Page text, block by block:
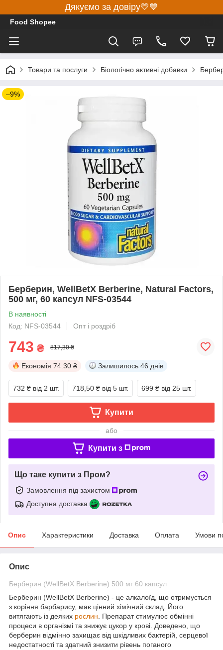
Дякуємо за довіру💛💙
Food Shopee
Товари та послуги Біологічно активні добавки
–9%
Берберин, WellBetX Berberine, Natural Factors,
500 мг, 60 капсул NFS-03544
В наявності
Код: NFS-03544
Опт і роздріб
743 ₴ 817,30 ₴
Економія 74.30 ₴ Залишилось 46 днів
732 ₴ від 2 шт. 718,50 ₴ від 5 шт. 699 ₴ від 25 шт.
Купити
або
Купити з
Що таке купити з Пром?
Замовлення під захистом
Доступна доставка
Опис Характеристики Доставка Оплата Умови
Опис
Берберин (WellBetX Berberine) 500 мг 60 капсул
Берберин (WellBetX Berberine) - це алкалоїд, що отримується
з коріння барбарису, має цінний хімічний склад. Його
витягають із деяких рослин . Препарат стимулює обмінні
процеси в організмі та знижує цукор у крові. Доведено, що
берберин відмінно захищає від шкідливих бактерій, серцевої
недостатності та здатний знизити рівень поганого